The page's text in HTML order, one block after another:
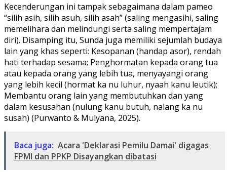
Kecenderungan ini tampak sebagaimana dalam pameo
“silih asih, silih asuh, silih asah” (saling mengasihi, saling
memelihara dan melindungi serta saling mempertajam
diri). Disamping itu, Sunda juga memiliki sejumlah budaya
lain yang khas seperti: Kesopanan (handap asor), rendah
hati terhadap sesama; Penghormatan kepada orang tua
atau kepada orang yang lebih tua, menyayangi orang
yang lebih kecil (hormat ka nu luhur, nyaah kanu leutik);
Membantu orang lain yang membutuhkan dan yang
dalam kesusahan (nulung kanu butuh, nalang ka nu
susah) (Purwanto & Mulyana, 2025).
Baca juga: Acara 'Deklarasi Pemilu Damai' digagas
FPMI dan PPKP Disayangkan dibatasi